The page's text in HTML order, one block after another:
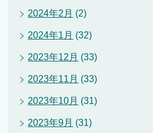
2024年2月 (2)
2024年1月 (32)
2023年12月 (33)
2023年11月 (33)
2023年10月 (31)
2023年9月 (31)